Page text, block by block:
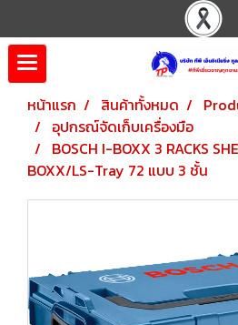
หน้าแรก สินค้าทั้งหมด
อุปกรณ์จัดเก็บเครื่องมือ
BOSCH I-BOXX 3 RACKS
BOXX/LS-Tray 72 แบบ 3 ชั้น